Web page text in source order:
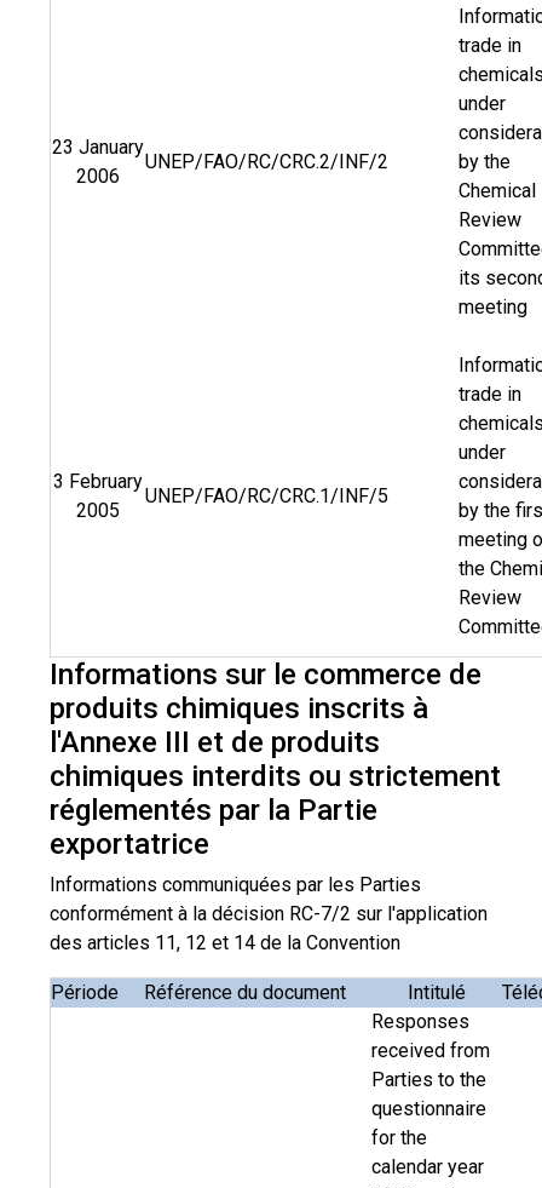
23 January
2006
UNEP/FAO/RC/CRC.2/INF/2
trade in
under
by the
Chemical
Review
its
meeting
3 February
2005
UNEP/FAO/RC/CRC.1/INF/5
trade in
under
by the
meeting
the
Review
Informations sur le commerce de
produits chimiques inscrits à
l'Annexe III et de produits
chimiques interdits ou strictement
réglementés par la Partie
exportatrice
Informations communiquées par les Parties
conformément à la décision RC-7/2 sur l'application
des articles 11, 12 et 14 de la Convention
Période Référence du document Intitulé
Responses
received from
Parties to the
questionnaire
for the
calendar year